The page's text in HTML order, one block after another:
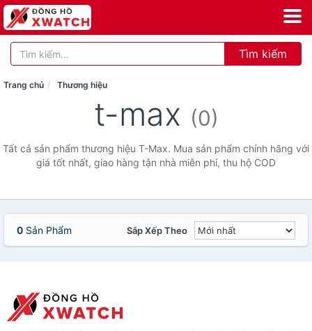
Tìm kiếm
Trang chủ Thương hiệu
t-max (0)
Tất cả sản phẩm thương hiệu T-Max. Mua sản phẩm chính hãng với
giá tốt nhất, giao hàng tận nhà miễn phí, thu hộ COD
0 Sản Phẩm Sắp Xếp Theo